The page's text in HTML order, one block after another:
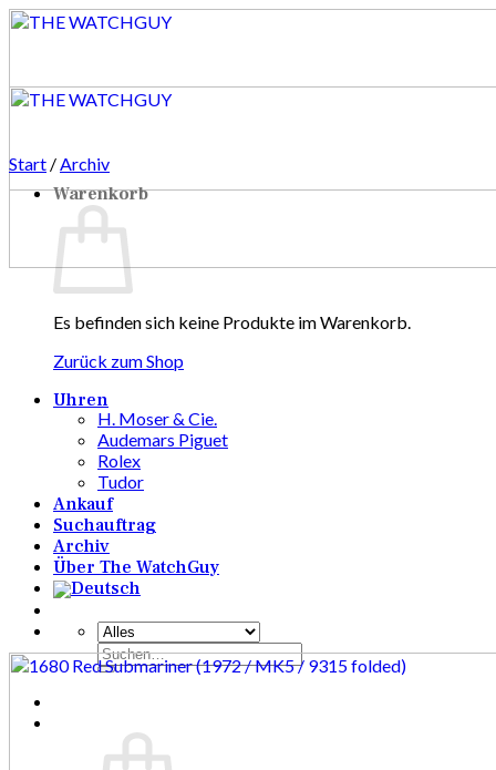
Zum
Warenkorb
Es befinden sich keine Produkte im Warenkorb.
Zurück zum Shop
Uhren
H. Moser & Cie.
Audemars Piguet
Rolex
Tudor
Ankauf
Suchauftrag
Archiv
Über The WatchGuy
Suchen
nach:
Start /Archiv